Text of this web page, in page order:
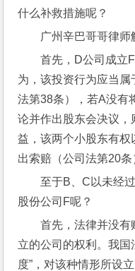
什么补救措施呢？
广州辛巴哥哥律师
首先，D公司成立
为，该投资行为应当属
法第38条），若A没有
论并作出股东会决议，
益，该两个小股东有
出索赔（公司法第20条
至于B、C以未经
股份公司F呢？
首先，法律并没
立的公司的权利。我国
度”，对该种情形所设